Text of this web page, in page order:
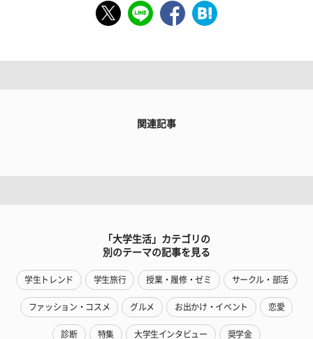
関連記事
「大学生活」カテゴリの
別のテーマの記事を見る
学生トレンド 学生旅行 授業・履修・ゼミ サークル・部活
ファッション・コスメ グルメ お出かけ・イベント 恋愛
診断 特集 大学生インタビュー 奨学金